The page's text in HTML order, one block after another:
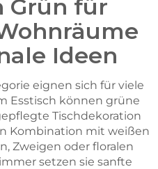
Grün für
Ideen
eignen sich für viele
Esstisch können grüne
Tischdekoration
Kombination mit weißen
Zweigen oder floralen
setzen sie sanfte